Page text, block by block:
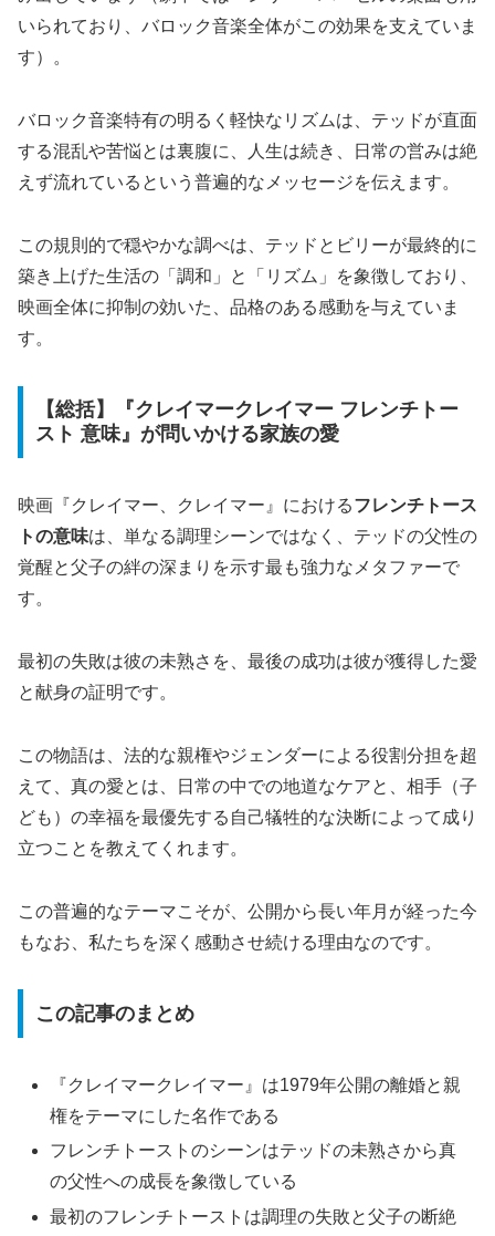
いられており、バロック音楽全体がこの効果を支えていま
す）。
バロック音楽特有の明るく軽快なリズムは、テッドが直面
する混乱や苦悩とは裏腹に、人生は続き、日常の営みは絶
えず流れているという普遍的なメッセージを伝えます。
この規則的で穏やかな調べは、テッドとビリーが最終的に
築き上げた生活の「調和」と「リズム」を象徴しており、
映画全体に抑制の効いた、品格のある感動を与えていま
す。
【総括】『クレイマークレイマー フレンチトー
スト 意味』が問いかける家族の愛
映画『クレイマー、クレイマー』におけるフレンチトース
トの意味は、単なる調理シーンではなく、テッドの父性の
覚醒と父子の絆の深まりを示す最も強力なメタファーで
す。
最初の失敗は彼の未熟さを、最後の成功は彼が獲得した愛
と献身の証明です。
この物語は、法的な親権やジェンダーによる役割分担を超
えて、真の愛とは、日常の中での地道なケアと、相手（子
ども）の幸福を最優先する自己犠牲的な決断によって成り
立つことを教えてくれます。
この普遍的なテーマこそが、公開から長い年月が経った今
もなお、私たちを深く感動させ続ける理由なのです。
この記事のまとめ
『クレイマークレイマー』は1979年公開の離婚と親
権をテーマにした名作である
フレンチトーストのシーンはテッドの未熟さから真
の父性への成長を象徴している
最初のフレンチトーストは調理の失敗と父子の断絶